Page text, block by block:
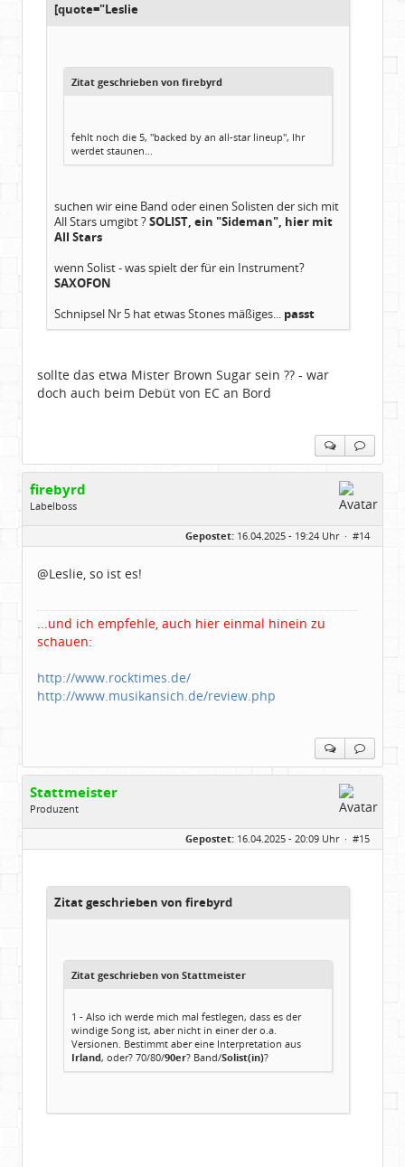
[quote="Leslie
Zitat geschrieben von firebyrd
fehlt noch die 5, "backed by an all-star lineup", Ihr
werdet staunen...
suchen wir eine Band oder einen Solisten der sich mit
All Stars umgibt ?SOLIST, ein "Sideman", hier mit
All Stars
wenn Solist - was spielt der für ein Instrument?
SAXOFON
Schnipsel Nr 5 hat etwas Stones mäßiges... passt
sollte das etwa Mister Brown Sugar sein ?? - war
doch auch beim Debüt von EC an Bord
firebyrd
Labelboss
Hausgeburt (Ausgeburt?)
Beiträge:
48860
Gepostet: 16.04.2025 - 19:24 Uhr · #14
@Leslie, so ist es!
...und ich empfehle, auch hier einmal hinein zu
schauen:
http://www.rocktimes.de/
http://www.musikansich.de/review.php
Stattmeister
Produzent
Geschlecht:
Beiträge:
14322
Gepostet: 16.04.2025 - 20:09 Uhr · #15
Zitat geschrieben von firebyrd
Zitat geschrieben von Stattmeister
1 - Also ich werde mich mal festlegen, dass es der
windige Song ist, aber nicht in einer der o.a.
Versionen. Bestimmt aber eine Interpretation aus
Irland, oder? 70/80/90er? Band/Solist(in)?